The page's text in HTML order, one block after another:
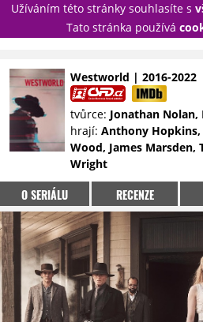
Užíváním této stránky souhlasíte s
Tato stránka používá
NOVINKY
TÉMATA
RECENZE
EPIZODY
KULT
TRAILERY
GALERIE
DISKUZE
STATISTIKY
TIRÁŽ
Westworld | 2016-2022
tvůrce: Jonathan Nolan,
hrají: Anthony Hopkins,
Wood, James
Wright
O SERIÁLU RECENZE